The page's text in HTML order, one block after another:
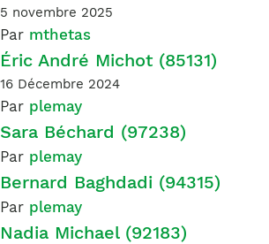
5 novembre 2025
Par mthetas
Éric André Michot (85131)
16 Décembre 2024
Par plemay
Sara Béchard (97238)
Par plemay
Bernard Baghdadi (94315)
Par plemay
Nadia Michael (92183)